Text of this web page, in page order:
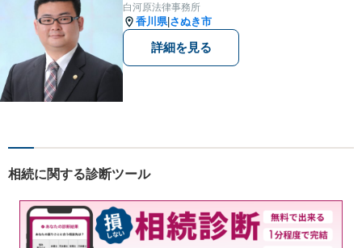
白河原法律事務所
香川県| さぬき市
詳細を見る
相続に関する診断ツール